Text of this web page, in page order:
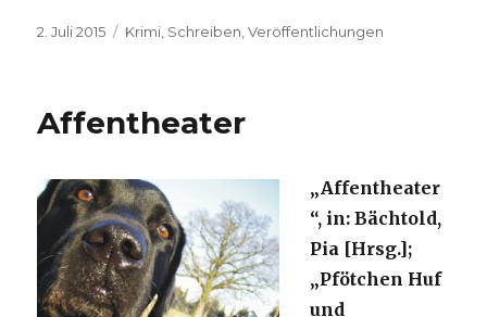
Veröffentlicht
2. Juli 2015 Kategorien
Krimi Schreiben ,Veröffentlichungen
Affentheater
„Affentheater
“, in: Bächtold,
Pia [Hrsg.];
„Pfötchen Huf
und